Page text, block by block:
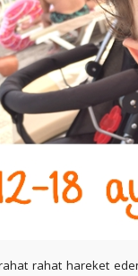
rahat rahat hareket